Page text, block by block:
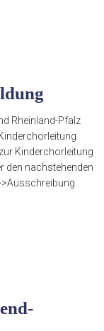
Rheinland-Pfalz
Kinderchorleitung
den nachstehenden